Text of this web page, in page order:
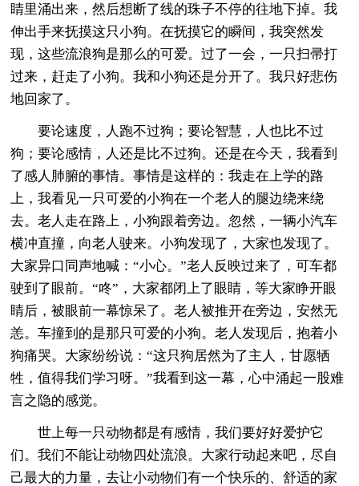
睛里涌出来，然后想断了线的珠子不停的往地下掉。我
伸出手来抚摸这只小狗。在抚摸它的瞬间，我突然发
现，这些流浪狗是那么的可爱。过了一会，一只扫帚打
过来，赶走了小狗。我和小狗还是分开了。我只好悲伤
地回家了。
要论速度，人跑不过狗；要论智慧，人也比不过
狗；要论感情，人还是比不过狗。还是在今天，我看到
了感人肺腑的事情。事情是这样的：我走在上学的路
上，我看见一只可爱的小狗在一个老人的腿边绕来绕
去。老人走在路上，小狗跟着旁边。忽然，一辆小汽车
横冲直撞，向老人驶来。小狗发现了，大家也发现了。
大家异口同声地喊：“小心。”老人反映过来了，可车都
驶到了眼前。“咚”，大家都闭上了眼睛，等大家睁开眼
睛后，被眼前一幕惊呆了。老人被推开在旁边，安然无
恙。车撞到的是那只可爱的小狗。老人发现后，抱着小
狗痛哭。大家纷纷说：“这只狗居然为了主人，甘愿牺
牲，值得我们学习呀。”我看到这一幕，心中涌起一股难
言之隐的感觉。
世上每一只动物都是有感情，我们要好好爱护它
们。我们不能让动物四处流浪。大家行动起来吧，尽自
己最大的力量，去让小动物们有一个快乐的、舒适的家